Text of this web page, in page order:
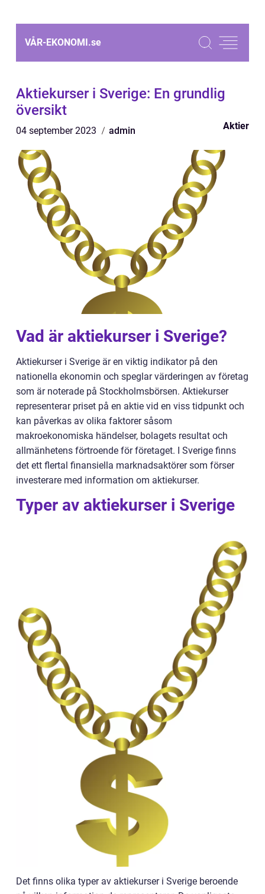
VÅR-EKONOMI.se
Aktiekurser i Sverige: En grundlig
översikt
04 september 2023 admin Aktier
Vad är aktiekurser i Sverige?
Aktiekurser i Sverige är en viktig indikator på den
nationella ekonomin och speglar värderingen av företag
som är noterade på Stockholmsbörsen. Aktiekurser
representerar priset på en aktie vid en viss tidpunkt och
kan påverkas av olika faktorer såsom
makroekonomiska händelser, bolagets resultat och
allmänhetens förtroende för företaget. I Sverige finns
det ett flertal finansiella marknadsaktörer som förser
investerare med information om aktiekurser.
Typer av aktiekurser i Sverige
Det finns olika typer av aktiekurser i Sverige beroende